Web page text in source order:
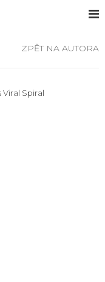
ZPĚT NA AUTORA